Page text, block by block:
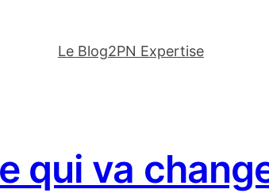
Le Blog2PN Expertise
qui va